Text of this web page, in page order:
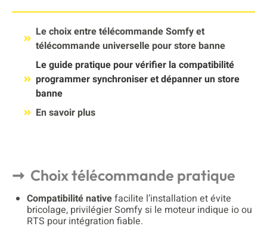
Le choix entre télécommande Somfy et
télécommande universelle pour store banne
Le guide pratique pour vérifier la compatibilité
programmer synchroniser et dépanner un store
banne
En savoir plus
Choix télécommande pratique
Compatibilité nativefacilite l’installation et évite
bricolage, privilégier Somfy si le moteur indique io ou
RTS pour intégration fiable.